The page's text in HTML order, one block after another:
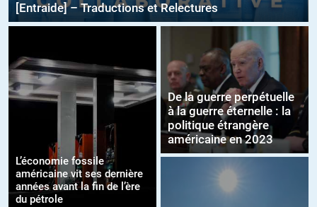
[Entraide] – Traductions et Relectures
L’économie fossile
américaine vit ses dernière
années avant la fin de l’ère
du pétrole
De la guerre perpétuelle
à la guerre éternelle : la
politique étrangère
américaine en 2023